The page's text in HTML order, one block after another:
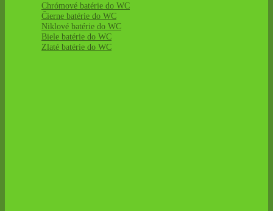
Chrómové batérie do WC
Čierne batérie do WC
Niklové batérie do WC
Biele batérie do WC
Zlaté batérie do WC